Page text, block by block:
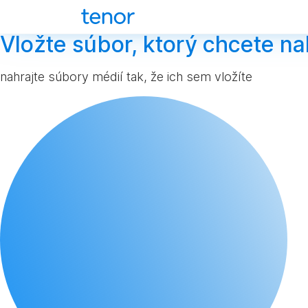
Vložte súbor, ktorý chcete
nahrajte súbory médií tak, že ich sem vložíte